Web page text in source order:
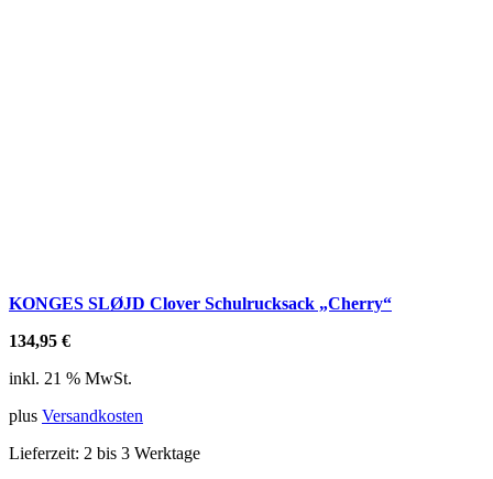
KONGES SLØJD Clover Schulrucksack „Cherry“
134,95 €
inkl. 21 % MwSt.
plus Versandkosten
Lieferzeit: 2 bis 3 Werktage